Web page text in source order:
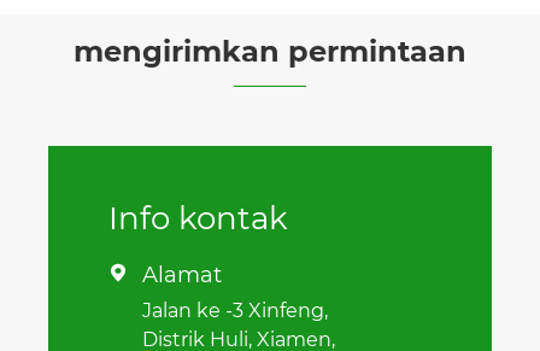
mengirimkan permintaan
Info kontak
 Alamat
Jalan ke -3 Xinfeng,
Distrik Huli, Xiamen,